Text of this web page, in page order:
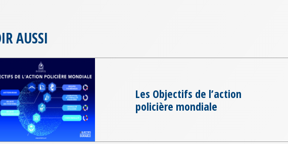
AUSSI
Les Objectifs de l’action
policière mondiale